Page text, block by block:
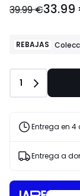
€
de
€
15%
descuento
39.99 €
REBAJAS
Cantidad
1
Entrega en
Entrega a